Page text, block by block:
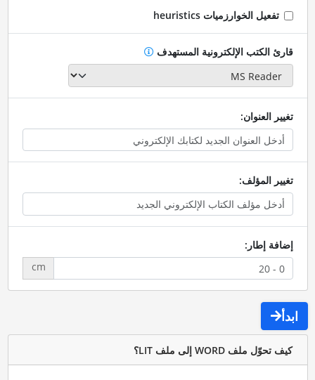
تفعيل الخوارزميات heuristics
قارئ الكتب الإلكترونية المستهدف
تغيير العنوان:
تغيير المؤلف:
إضافة إطار:
cm
ابدأ
كيف تحوّل ملف WORD إلى ملف LIT؟